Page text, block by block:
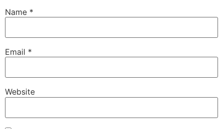
Name *
Email *
Website